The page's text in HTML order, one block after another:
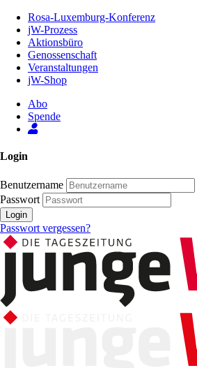
Inhalt
Seite
Rosa-Luxemburg-Konferenz
jW-Prozess
Aktionsbüro
Genossenschaft
Veranstaltungen
jW-Shop
Abo
Spende
Login
Benutzername
Passwort
Login
Passwort vergessen?